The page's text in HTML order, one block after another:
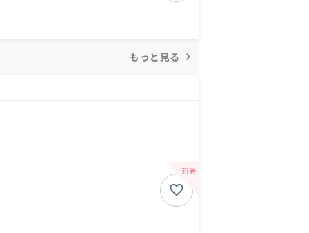
もっと見る